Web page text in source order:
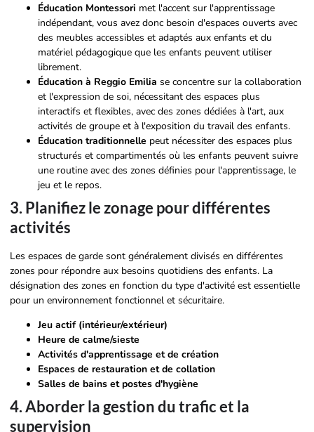
Éducation Montessori met l'accent sur l'apprentissage
indépendant, vous avez donc besoin d'espaces ouverts avec
des meubles accessibles et adaptés aux enfants et du
matériel pédagogique que les enfants peuvent utiliser
librement.
Éducation à Reggio Emilia se concentre sur la collaboration
et l'expression de soi, nécessitant des espaces plus
interactifs et flexibles, avec des zones dédiées à l'art, aux
activités de groupe et à l'exposition du travail des enfants.
Éducation traditionnelle peut nécessiter des espaces plus
structurés et compartimentés où les enfants peuvent suivre
une routine avec des zones définies pour l'apprentissage, le
jeu et le repos.
3. Planifiez le zonage pour différentes
activités
Les espaces de garde sont généralement divisés en différentes
zones pour répondre aux besoins quotidiens des enfants. La
désignation des zones en fonction du type d'activité est essentielle
pour un environnement fonctionnel et sécuritaire.
Jeu actif (intérieur/extérieur)
Heure de calme/sieste
Activités d'apprentissage et de création
Espaces de restauration et de collation
Salles de bains et postes d'hygiène
4. Aborder la gestion du trafic et la
supervision